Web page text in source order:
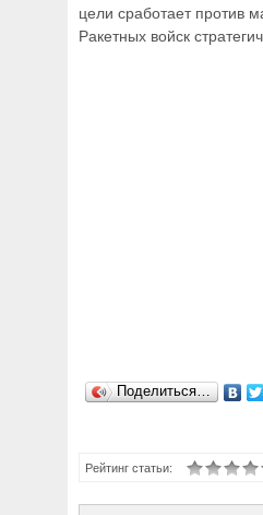
цели сработает против
Ракетных войск
Поделиться…
Рейтинг статьи: